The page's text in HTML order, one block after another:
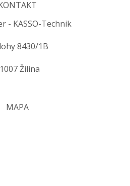
- KASSO-Technik
8430/1B
Žilina
MAPA